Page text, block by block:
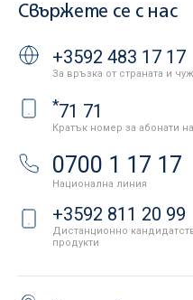
Свържете се с нас
+3592 483 17 17
За връзка от страната и
*71 71
Кратък номер за абонати
0700 1 17 17
Национална линия
+3592 811 20 99
Дистанционно
продукти